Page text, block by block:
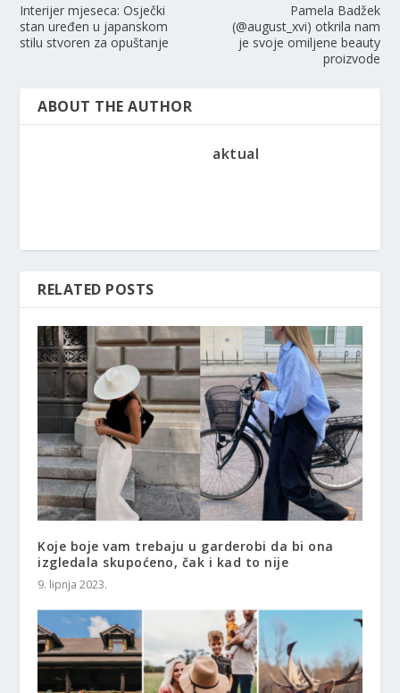
Interijer mjeseca: Osječki
stan uređen u japanskom
stilu stvoren za opuštanje
Pamela Badžek
(@august_xvi) otkrila nam
je svoje omiljene beauty
proizvode
ABOUT THE AUTHOR
aktual
RELATED POSTS
Koje boje vam trebaju u garderobi da bi ona
izgledala skupoćeno, čak i kad to nije
9. lipnja 2023.